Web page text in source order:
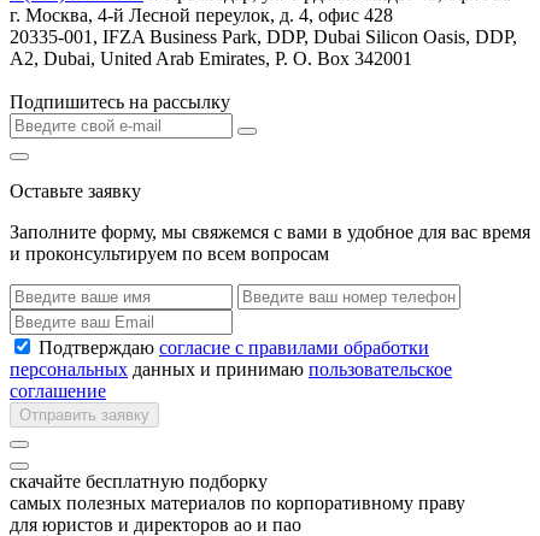
г. Москва, 4-й Лесной переулок, д. 4, офис 428
20335-001, IFZA Business Park, DDP, Dubai Silicon Oasis, DDP,
A2, Dubai, United Arab Emirates, P. O. Box 342001
Подпишитесь на рассылку
Оставьте заявку
Заполните форму, мы свяжемся с вами в удобное для вас время
и проконсультируем по всем вопросам
Подтверждаю согласие с правилами обработки
персональных данных и принимаю пользовательское
соглашение
Отправить заявку
скачайте бесплатную подборку
самых полезных материалов по корпоративному праву
для юристов и директоров ао и пао